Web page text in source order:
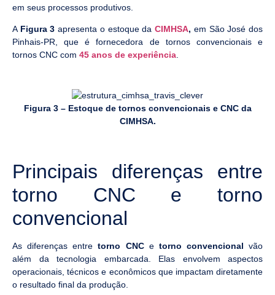
em seus processos produtivos.
A Figura 3 apresenta o estoque daCIMHSA, em São José dos
Pinhais-PR, que é fornecedora de tornos convencionais e
tornos CNC com 45 anos de experiência.
Figura 3 – Estoque de tornos convencionais e CNC da
CIMHSA.
Principais diferenças entre
torno CNC e torno
convencional
As diferenças entretorno CNCe torno convencional vão
além da tecnologia embarcada. Elas envolvem aspectos
operacionais, técnicos e econômicos que impactam diretamente
o resultado final da produção.